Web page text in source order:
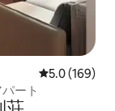
レビュー169
5.0 (169)
ート